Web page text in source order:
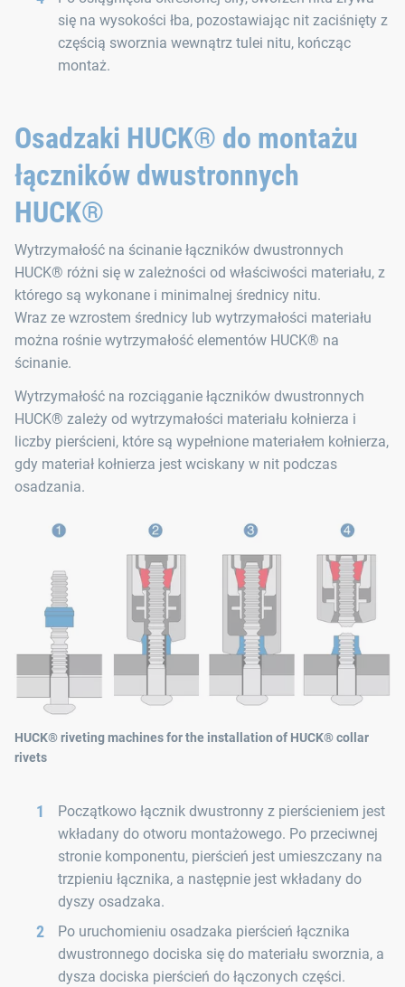
się na wysokości łba, pozostawiając nit zaciśnięty z
częścią sworznia wewnątrz tulei nitu, kończąc
montaż.
Osadzaki HUCK® do montażu
łączników dwustronnych
HUCK®
Wytrzymałość na ścinanie łączników dwustronnych
HUCK® różni się w zależności od właściwości materiału, z
którego są wykonane i minimalnej średnicy nitu.
Wraz ze wzrostem średnicy lub wytrzymałości materiału
można rośnie wytrzymałość elementów HUCK® na
ścinanie.
Wytrzymałość na rozciąganie łączników dwustronnych
HUCK® zależy od wytrzymałości materiału kołnierza i
liczby pierścieni, które są wypełnione materiałem kołnierza,
gdy materiał kołnierza jest wciskany w nit podczas
osadzania.
HUCK® riveting machines for the installation of HUCK® collar
rivets
Początkowo łącznik dwustronny z pierścieniem jest
wkładany do otworu montażowego. Po przeciwnej
stronie komponentu, pierścień jest umieszczany na
trzpieniu łącznika, a następnie jest wkładany do
dyszy osadzaka.
Po uruchomieniu osadzaka pierścień łącznika
dwustronnego dociska się do materiału sworznia, a
dysza dociska pierścień do łączonych części.